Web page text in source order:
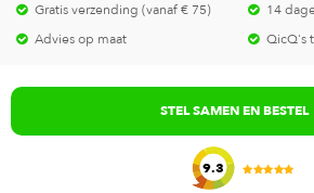
Gratis verzending (vanaf € 75)
14
Advies op maat
QicQ's
STEL SAMEN EN BESTEL
9.3